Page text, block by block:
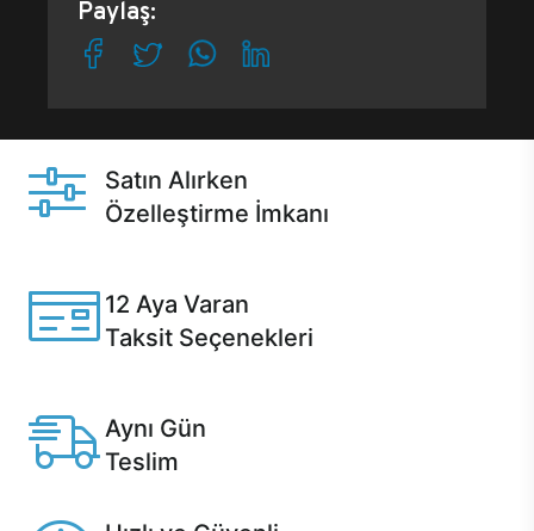
Paylaş:
Satın Alırken
Özelleştirme İmkanı
12 Aya Varan
Taksit Seçenekleri
Aynı Gün
Teslim